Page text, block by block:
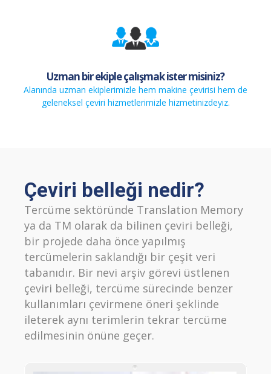
Uzman bir ekiple çalışmak ister misiniz?
Alanında uzman ekiplerimizle hem makine çevirisi hem de
geleneksel çeviri hizmetlerimizle hizmetinizdeyiz.
Çeviri belleği nedir?
Tercüme sektöründe Translation Memory
ya da TM olarak da bilinen çeviri belleği,
bir projede daha önce yapılmış
tercümelerin saklandığı bir çeşit veri
tabanıdır. Bir nevi arşiv görevi üstlenen
çeviri belleği, tercüme sürecinde benzer
kullanımları çevirmene öneri şeklinde
ileterek aynı terimlerin tekrar tercüme
edilmesinin önüne geçer.